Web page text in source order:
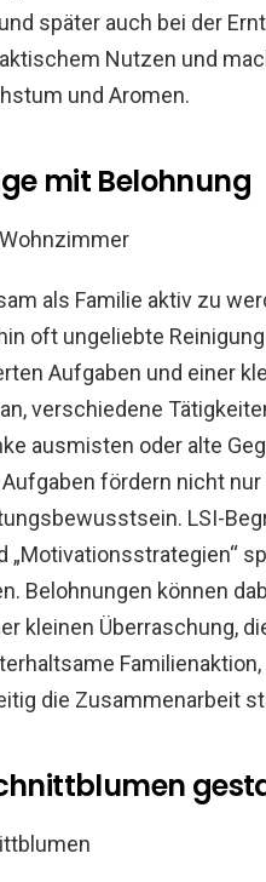
später auch bei der
Nutzen und
und Aromen.
mit Belohnung
als Familie aktiv zu
oft ungeliebte
Aufgaben und einer
verschiedene
ausmisten oder alte
fördern nicht nur
LSI-
„Motivationsstrategien“
Belohnungen können
kleinen Überraschung,
Familienaktion,
die Zusammenarbeit